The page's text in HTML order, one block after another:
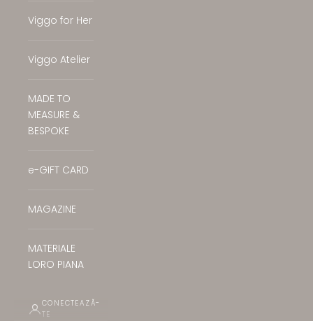
Viggo for Her
Viggo Atelier
MADE TO
MEASURE &
BESPOKE
e-GIFT CARD
MAGAZINE
MATERIALE
LORO PIANA
CONECTEAZĂ-
TE